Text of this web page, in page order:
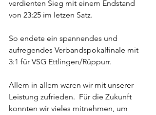
verdienten Sieg mit einem Endstand
von 23:25 im letzen Satz.
So endete ein spannendes und
aufregendes Verbandspokalfinale mit
3:1 für VSG Ettlingen/Rüppurr.
Allem in allem waren wir mit unserer
Leistung zufrieden.  Für die Zukunft
konnten wir vieles mitnehmen, um